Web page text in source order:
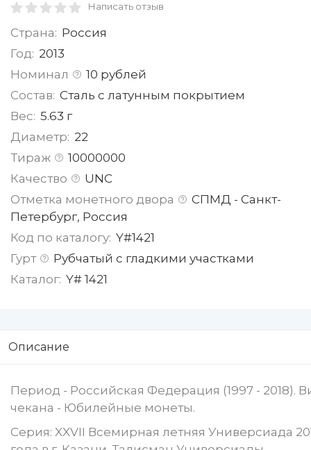
Написать отзыв
Страна: Россия
Год: 2013
Номинал
10 рублей
Состав: Сталь с латунным покрытием
Вес: 5.63 г
Диаметр: 22
Тираж
10000000
Качество
UNC
Отметка монетного двора
СПМД - Санкт-
Петербург, Россия
Код по каталогу: Y#1421
Гурт
Рубчатый с гладкими участками
Каталог: Y# 1421
Описание
Период - Российская Федерация (1997 - 2018).
чекана - Юбилейные монеты.
Cерия: XXVII Всемирная летняя Универсиада